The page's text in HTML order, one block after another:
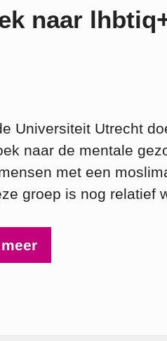
naar
Universiteit Utrecht
naar de mentale
met een
groep is nog relatief